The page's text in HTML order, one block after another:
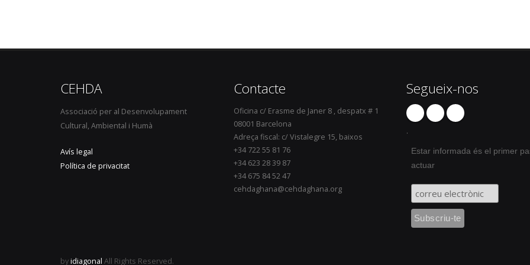
CEHDA
Associació per al Desenvolupament
Cultural, Ambiental i Humà
Avís legal
Política de privacitat
Contacte
Oficina c/ Erasme de Janer 8 , despatx # 1
08001 Barcelona
Adreça fiscal: c/ Vistalegre 15, baixos
+34 722 55 81 76
+34 623 28 39 87
+34 675 84 52 47
cehdaghana@cehdaghana.org
Segueix-nos
.
Estar informada és el primer
actuar
byidiagonal All Rights Reserved.